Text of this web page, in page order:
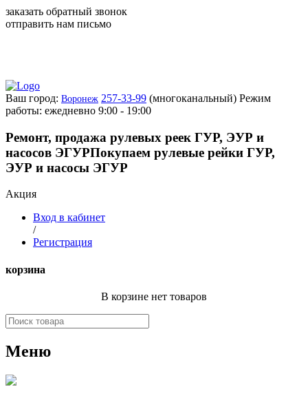
заказать обратный звонок
отправить нам письмо
Ваш город: Воронеж 257-33-99 (многоканальный) Режим
работы: ежедневно 9:00 - 19:00
Ремонт, продажа рулевых реек ГУР, ЭУР и
насосов ЭГУРПокупаем рулевые рейки ГУР,
ЭУР и насосы ЭГУР
Акция
Вход в кабинет
/
Регистрация
корзина
В корзине нет товаров
Меню